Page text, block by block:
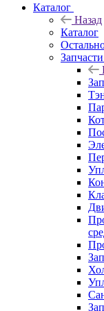
Каталог
Назад
Каталог
Запчасти